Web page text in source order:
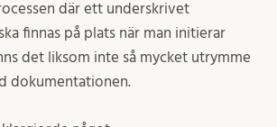
där ett underskrivet
finnas på plats när man initierar
det liksom inte så mycket utrymme
dokumentationen.